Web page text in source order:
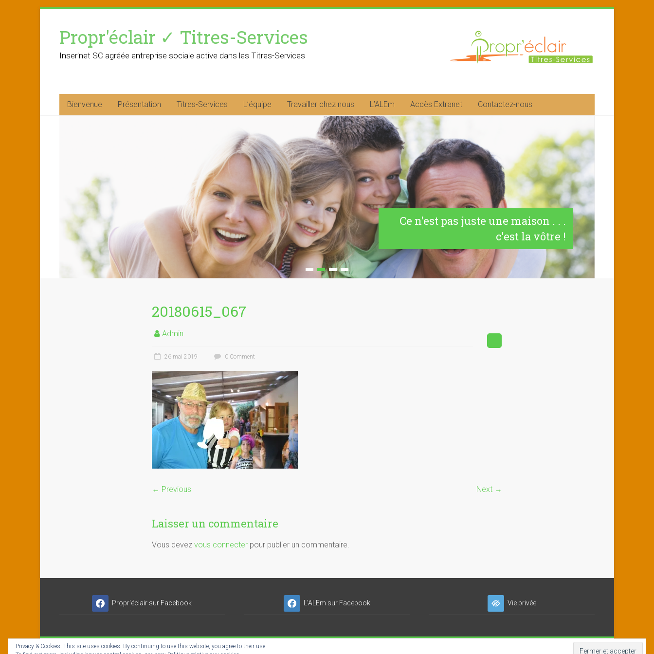
contentPropr'éclair ✓ Titres-Services
Inser'net SC agréée entreprise sociale active dans les Titres-Services
Bienvenue Présentation Titres-Services L’équipe Travailler chez nous L’ALEm Accès Extranet Contactez-nous
Ce n'est pas juste une maison . . .
c'est la vôtre !
20180615_067
Admin
26 mai 2019 0 Comment
← Previous Next →
Laisser un commentaire
Vous devez vous connecter pour publier un commentaire.
Propr'éclair sur Facebook L'ALEm sur Facebook Vie privée
Copyright © 2026Propr'éclair ✓ Titres-Services- INSER'NET SC-ES
Privacy & Cookies: This site uses cookies. By continuing to use this website, you agree to their use.